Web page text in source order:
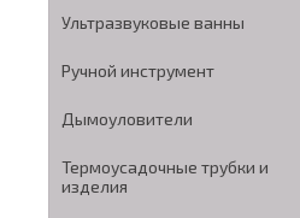
Ультразвуковые ванны
Ручной инструмент
Дымоуловители
Термоусадочные трубки и
изделия